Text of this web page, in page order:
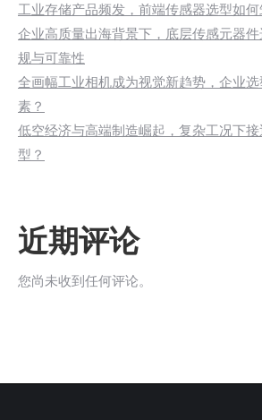
工业存储产品频发，前端传感器选型如何
企业高质量出海背景下，底层传感元器
规与可靠性
全画幅工业相机成为视觉新趋势，企业
素？
低空经济与高端制造崛起，复杂工况下
型？
近期评论
您尚未收到任何评论。